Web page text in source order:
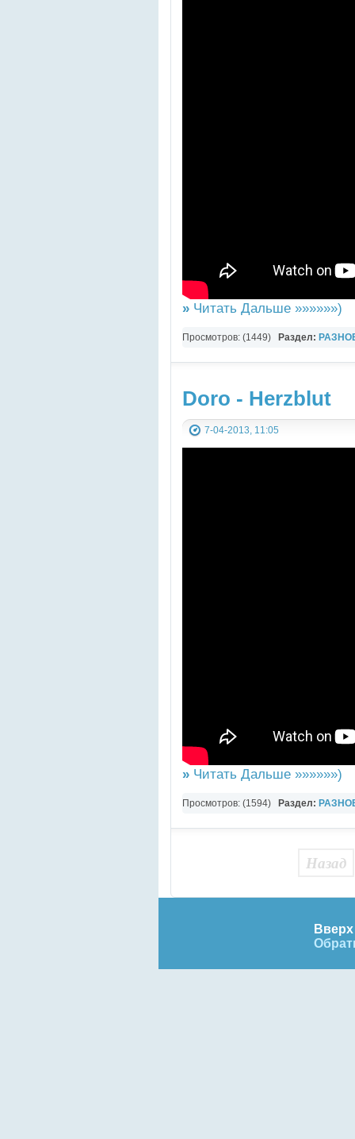
» Читать Дальше »»»»»»)
Просмотров: (1449) Раздел:
Doro - Herzblut
7-04-2013, 11:05
» Читать Дальше »»»»»»)
Просмотров: (1594) Раздел:
Назад
Вверх